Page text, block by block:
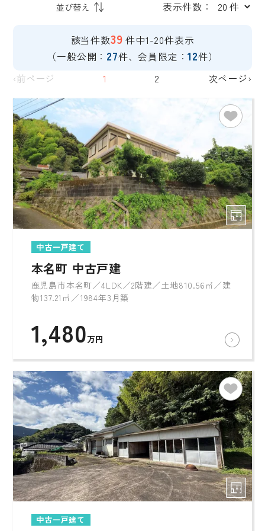
表示件数：
該当件数39 件中1-20件表示
（一般公開： 27件、会員限定：12件）
‹前ページ
1 2 次ページ›
中古一戸建て
本名町 中古戸建
鹿児島市本名町／4LDK／2階建／土地810.56㎡／建
物137.21㎡／1984年3月築
1,480万円
中古一戸建て